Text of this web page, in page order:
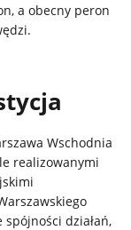
a obecny peron
Wschodnia
realizowanymi
spójności działań,